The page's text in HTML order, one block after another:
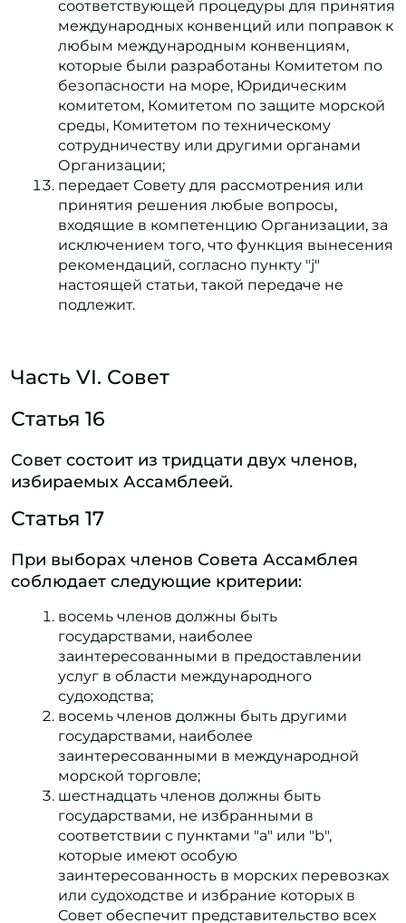
соответствующей процедуры для принятия
международных конвенций или поправок к
любым международным конвенциям,
которые были разработаны Комитетом по
безопасности на море, Юридическим
комитетом, Комитетом по защите морской
среды, Комитетом по техническому
сотрудничеству или другими органами
Организации;
передает Совету для рассмотрения или
принятия решения любые вопросы,
входящие в компетенцию Организации, за
исключением того, что функция вынесения
рекомендаций, согласно пункту "j"
настоящей статьи, такой передаче не
подлежит.
Часть VI. Совет
Статья 16
Совет состоит из тридцати двух членов,
избираемых Ассамблеей.
Статья 17
При выборах членов Совета Ассамблея
соблюдает следующие критерии:
восемь членов должны быть
государствами, наиболее
заинтересованными в предоставлении
услуг в области международного
судоходства;
восемь членов должны быть другими
государствами, наиболее
заинтересованными в международной
морской торговле;
шестнадцать членов должны быть
государствами, не избранными в
соответствии с пунктами "a" или "b",
которые имеют особую
заинтересованность в морских перевозках
или судоходстве и избрание которых в
Совет обеспечит представительство всех